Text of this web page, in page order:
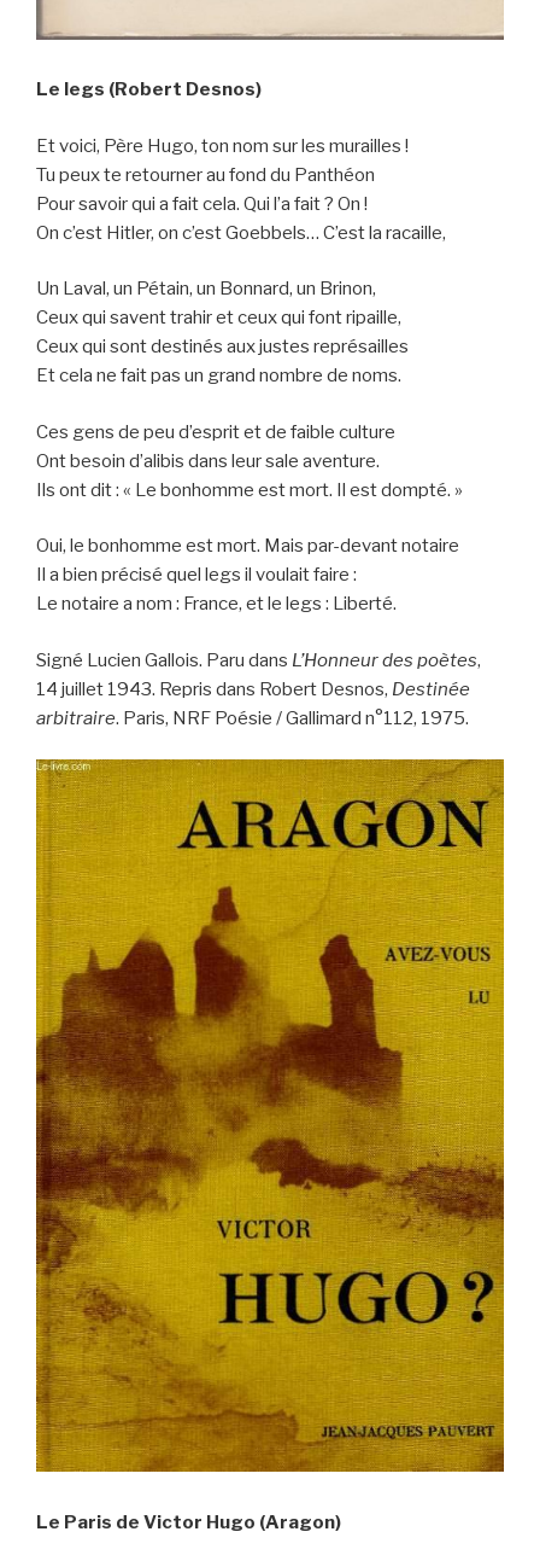
Le legs (Robert Desnos)
Et voici, Père Hugo, ton nom sur les murailles !
Tu peux te retourner au fond du Panthéon
Pour savoir qui a fait cela. Qui l’a fait ? On !
On c’est Hitler, on c’est Goebbels… C’est la racaille,
Un Laval, un Pétain, un Bonnard, un Brinon,
Ceux qui savent trahir et ceux qui font ripaille,
Ceux qui sont destinés aux justes représailles
Et cela ne fait pas un grand nombre de noms.
Ces gens de peu d’esprit et de faible culture
Ont besoin d’alibis dans leur sale aventure.
Ils ont dit : « Le bonhomme est mort. Il est dompté. »
Oui, le bonhomme est mort. Mais par-devant notaire
Il a bien précisé quel legs il voulait faire :
Le notaire a nom : France, et le legs : Liberté.
Signé Lucien Gallois. Paru dans L’Honneur des poètes,
14 juillet 1943. Repris dans Robert Desnos, Destinée
arbitraire. Paris, NRF Poésie / Gallimard n°112, 1975.
Le Paris de Victor Hugo (Aragon)